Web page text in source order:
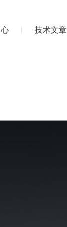
技术文章